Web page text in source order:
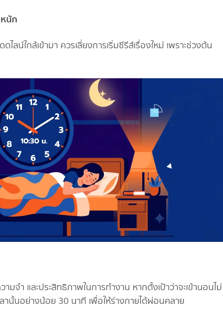
นัก
ลน์ใกล้เข้ามา ควรเลี่ยงการเริ่มซีรีส์เรื่องใหม่ เพราะช่วงต้น
ำ และประสิทธิภาพในการทำงาน หากตั้งเป้าว่าจะเข้านอนไม่
านั้นอย่างน้อย 30 นาที เพื่อให้ร่างกายได้ผ่อนคลาย